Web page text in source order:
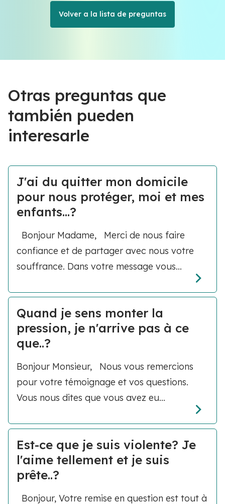
Volver a la lista de preguntas
Otras preguntas que
también pueden
interesarle
J'ai du quitter mon domicile
pour nous protéger, moi et mes
enfants...?
Bonjour Madame, Merci de nous faire
confiance et de partager avec nous votre
souffrance. Dans votre message vous...
Quand je sens monter la
pression, je n'arrive pas à ce
que..?
Bonjour Monsieur, Nous vous remercions
pour votre témoignage et vos questions.
Vous nous dites que vous avez eu...
Est-ce que je suis violente? Je
l'aime tellement et je suis
prête..?
Bonjour, Votre remise en question est tout à